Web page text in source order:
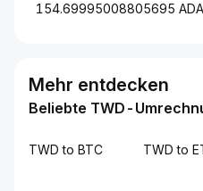
154.69995008805695 ADA
Mehr entdecken
Beliebte TWD-
TWD to BTC TWD to